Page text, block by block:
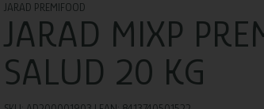
JARAD PREMIFOOD
JARAD MIXP
SALUD 20 KG